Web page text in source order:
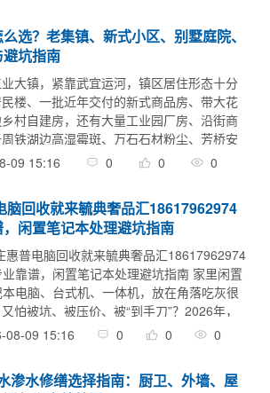
选？老集镇、新式小区、别墅庭院、
坑指南
大镇，紧靠武宜运河，镇区居住形态十分
楼、一批近年交付的新式商品房、带大花
村自建房，还有大量工业园厂房、沿街商
铁湖边高湿霉斑、万石石材粉尘、芳桥安
业扬尘多、别墅大庭院维护重、老集镇厨
09 15:16 0 0 0
脑回收就来毓典奢品汇18617962974
闲置笔记本处理避坑指南
惠普电脑回收就来毓典奢品汇18617962974
靠谱，闲置笔记本处理避坑指南 家里闲置
电脑、台式机、一体机，放在角落吃灰很
怕被坑、被压价、被“到手刀”？2026年，
普电脑，其实可以更省心——毓典奢品汇
08-09 15:16 0 0 0
渗水修缮选择指南：厨卫、外墙、屋